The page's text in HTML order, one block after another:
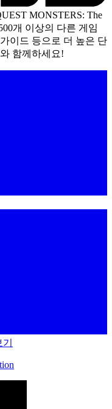
MONSTERS: The
개 이상의 다른 게임
이드 등으로 더 높은 단
함께하세요!